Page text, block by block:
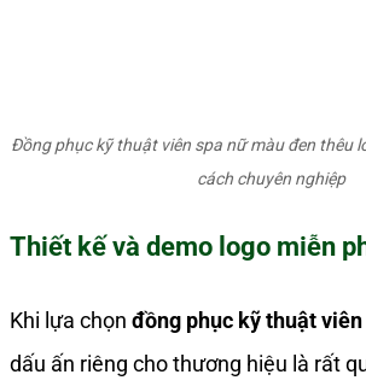
Đồng phục kỹ thuật viên spa nữ màu đen thêu
cách chuyên nghiệp
Thiết kế và demo logo miễn
Khi lựa chọn đồng phục kỹ thuật
dấu ấn riêng cho thương hiệu là rất